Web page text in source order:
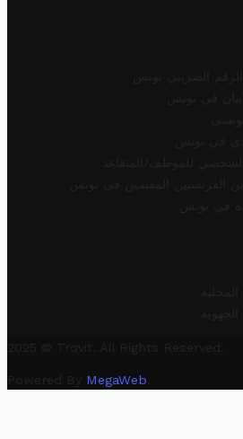
الضريبي تونس
في تونس
في تونس
للموظف/المتقاعد
الفرنسيين المقيمين في تونس
في تونس
2025 © Trovit. All Rights Reserved.
Powered By MegaWeb